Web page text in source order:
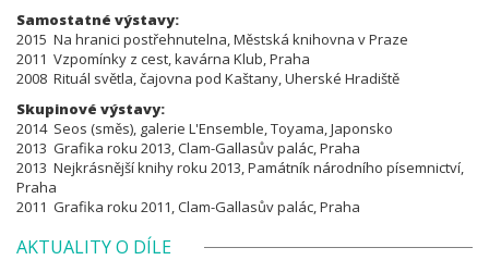
Samostatné výstavy:
2015 Na hranici postřehnutelna, Městská knihovna v Praze
2011 Vzpomínky z cest, kavárna Klub, Praha
2008 Rituál světla, čajovna pod Kaštany, Uherské Hradiště
Skupinové výstavy:
2014 Seos (směs), galerie L'Ensemble, Toyama, Japonsko
2013 Grafika roku 2013, Clam-Gallasův palác, Praha
2013 Nejkrásnější knihy roku 2013, Památník národního písemnictví,
Praha
2011 Grafika roku 2011, Clam-Gallasův palác, Praha
AKTUALITY O DÍLE